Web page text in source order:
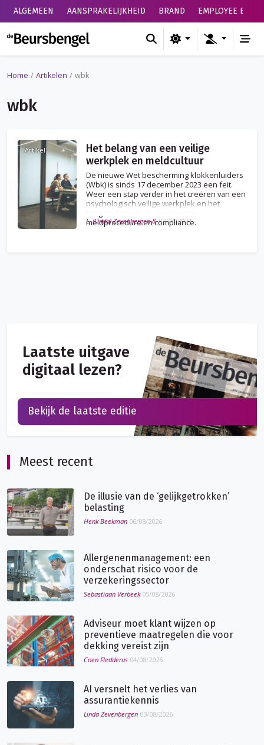
ALGEMEEN AANSPRAKELIJKHEID BRAND EMPLOYEE
de Beursbengel
Home Artikelen wbk
wbk
Artikel
Het belang van een veilige
werkplek en meldcultuur
De nieuwe Wet bescherming klokkenluiders
(Wbk) is sinds 17 december 2023 een feit.
Weer een stap verder in het creëren van een
psychologisch veilige werkplek en het
meldprocedure en compliance.
L. (Linda) Zevenbergen &02/04/2024
Meest recent
De illusie van de ‘gelijkgetrokken’
belasting
Henk Beekman 06/08/2026
Allergenenmanagement: een
onderschat risico voor de
verzekeringssector
Sebastiaan Verbeek 05/08/2026
Adviseur moet klant wijzen op
preventieve maatregelen die voor
dekking vereist zijn
Coen Fledderus 04/08/2026
AI versnelt het verlies van
assurantiekennis
Linda Zevenbergen 03/08/2026
Laatste uitgave
digitaal lezen?
Bekijk de laatste editie